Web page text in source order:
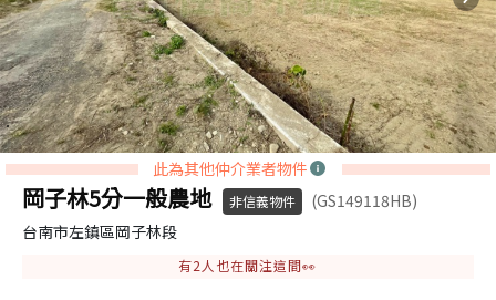
此為其他仲介業者物件
岡子林5分一般農地 非信義物件
(GS149118HB)
台南市左鎮區岡子林段
有2 人也在關注這間👀